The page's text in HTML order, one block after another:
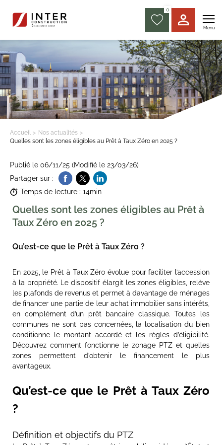
0
Menu
Accueil
Nos actualités
Quelles sont les zones éligibles au Prêt à Taux Zéro en 2025 ?
Publié le 06/11/25 (Modifié le 23/03/26)
Partager sur :
Temps de lecture : 14min
Quelles sont les zones éligibles au Prêt à
Taux Zéro en 2025 ?
Qu’est-ce que le Prêt à Taux Zéro ?
En 2025, le Prêt à Taux Zéro évolue pour faciliter l’accession
à la propriété. Le dispositif élargit les zones éligibles, relève
les plafonds de revenus et permet à davantage de ménages
de financer une partie de leur achat immobilier sans intérêts,
en complément d’un prêt bancaire classique. Toutes les
communes ne sont pas concernées, la localisation du bien
conditionne le montant accordé et les règles d’éligibilité.
Découvrez comment fonctionne le zonage PTZ et quelles
zones permettent d’obtenir le financement le plus
avantageux.
Qu’est-ce que le Prêt à Taux Zéro
?
Définition et objectifs du PTZ